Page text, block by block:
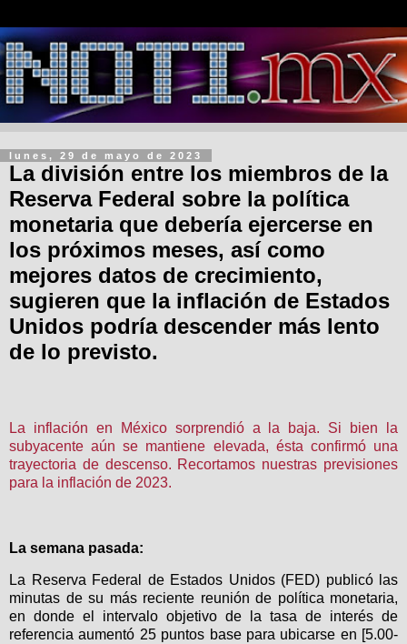
lunes, 29 de mayo de 2023
La división entre los miembros de la
Reserva Federal sobre la política
monetaria que debería ejercerse en
los próximos meses, así como
mejores datos de crecimiento,
sugieren que la inflación de Estados
Unidos podría descender más lento
de lo previsto.
La inflación en México sorprendió a la baja. Si bien la
subyacente aún se mantiene elevada, ésta confirmó una
trayectoria de descenso. Recortamos nuestras previsiones
para la inflación de 2023.
La semana pasada:
La Reserva Federal de Estados Unidos (FED) publicó las
minutas de su más reciente reunión de política monetaria,
en donde el intervalo objetivo de la tasa de interés de
referencia aumentó 25 puntos base para ubicarse en [5.00-